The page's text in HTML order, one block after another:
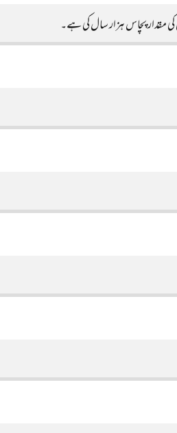
مقدار پچاس ہزار سال کی ہے۔